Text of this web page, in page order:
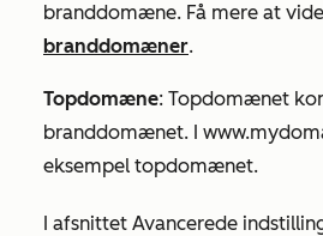
branddomæne. Få mere at
branddomæner.
Topdomæne: Topdomænet
branddomænet. I
eksempel topdomænet.
I afsnittet Avancerede